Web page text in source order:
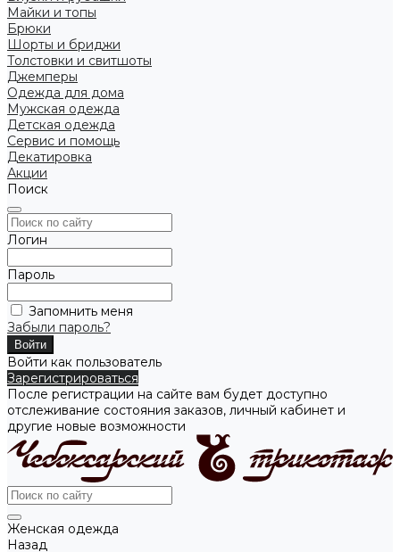
Майки и топы
Брюки
Шорты и бриджи
Толстовки и свитшоты
Джемперы
Одежда для дома
Мужская одежда
Детская одежда
Сервис и помощь
Декатировка
Акции
Поиск
Логин
Пароль
Запомнить меня
Забыли пароль?
Войти как пользователь
Зарегистрироваться
После регистрации на сайте вам будет доступно
отслеживание состояния заказов, личный кабинет и
другие новые возможности
Женская одежда
Назад